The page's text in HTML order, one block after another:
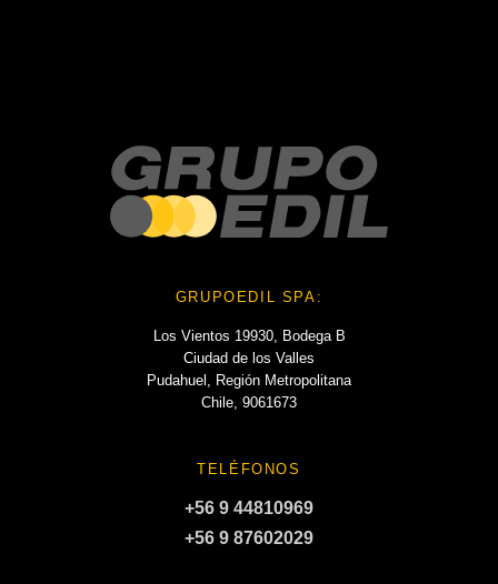
GRUPOEDIL SPA:
Los Vientos 19930, Bodega B
Ciudad de los Valles
Pudahuel, Región Metropolitana
Chile, 9061673
TELÉFONOS
+56 9 44810969
+56 9 87602029